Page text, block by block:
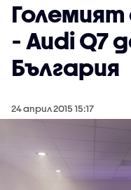
- Audi Q7
България
24 април 2015 15:17